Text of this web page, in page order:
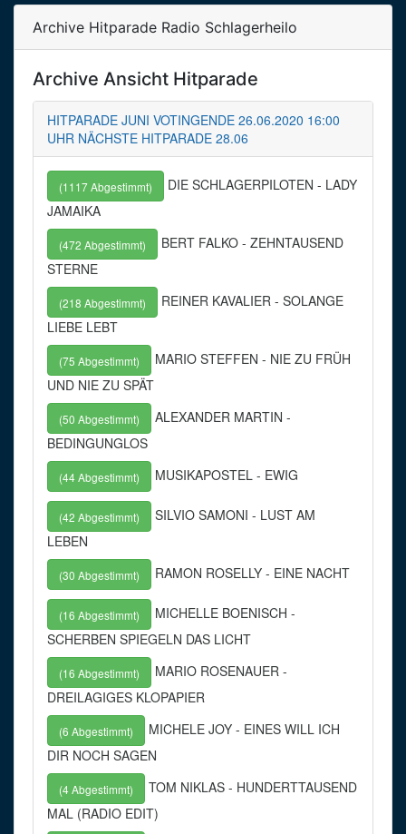
Archive Hitparade Radio Schlagerheilo
Archive Ansicht Hitparade
HITPARADE JUNI VOTINGENDE 26.06.2020 16:00
UHR NÄCHSTE HITPARADE 28.06
(1117 Abgestimmt)
DIE SCHLAGERPILOTEN - LADY
JAMAIKA
(472 Abgestimmt)
BERT FALKO - ZEHNTAUSEND
STERNE
(218 Abgestimmt)
REINER KAVALIER - SOLANGE
LIEBE LEBT
(75 Abgestimmt)
MARIO STEFFEN - NIE ZU FRÜH
UND NIE ZU SPÄT
(50 Abgestimmt)
ALEXANDER MARTIN -
BEDINGUNGLOS
(44 Abgestimmt) MUSIKAPOSTEL - EWIG
(42 Abgestimmt)
SILVIO SAMONI - LUST AM
LEBEN
(30 Abgestimmt) RAMON ROSELLY - EINE NACHT
(16 Abgestimmt)
MICHELLE BOENISCH -
SCHERBEN SPIEGELN DAS LICHT
(16 Abgestimmt)
MARIO ROSENAUER -
DREILAGIGES KLOPAPIER
(6 Abgestimmt)
MICHELE JOY - EINES WILL ICH
DIR NOCH SAGEN
(4 Abgestimmt)
TOM NIKLAS - HUNDERTTAUSEND
MAL (RADIO EDIT)